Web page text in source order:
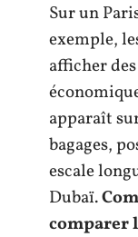
Sur un
exemple,
afficher
apparaît
bagages,
escale
Dubaï.
comparer